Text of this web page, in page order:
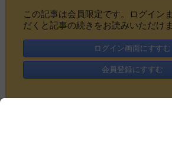
この記事は会員限定です。ログイン
だくと記事の続きをお読みいただけま
ログイン画面にすすむ
会員登録にすすむ